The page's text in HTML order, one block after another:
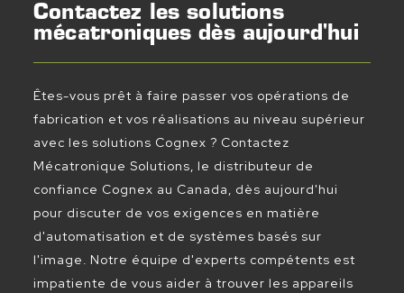
Contactez les solutions
mécatroniques dès aujourd'hui
Êtes-vous prêt à faire passer vos opérations de
fabrication et vos réalisations au niveau supérieur
avec les solutions Cognex ? Contactez
Mécatronique Solutions, le distributeur de
confiance Cognex au Canada, dès aujourd'hui
pour discuter de vos exigences en matière
d'automatisation et de systèmes basés sur
l'image. Notre équipe d'experts compétents est
impatiente de vous aider à trouver les appareils